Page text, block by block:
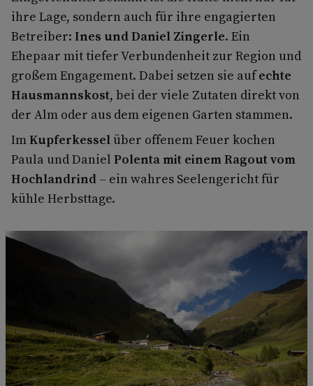
ihre Lage, sondern auch für ihre engagierten
Betreiber: Ines und Daniel Zingerle. Ein
Ehepaar mit tiefer Verbundenheit zur Region und
großem Engagement. Dabei setzen sie aufechte
Hausmannskost, bei der viele Zutaten direkt von
der Alm oder aus dem eigenen Garten stammen.
ImKupferkessel über offenem Feuer kochen
Paula und Daniel Polenta mit einem Ragout vom
Hochlandrind – ein wahres Seelengericht für
kühle Herbsttage.